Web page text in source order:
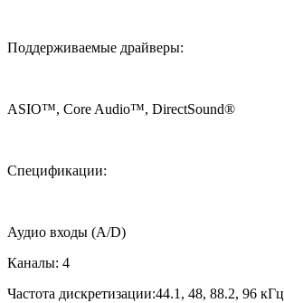
Поддерживаемые драйверы:
ASIO™, Core Audio™, DirectSound®
Спецификации:
Аудио входы (A/D)
Каналы: 4
Частота дискретизации:44.1, 48, 88.2, 96 кГц